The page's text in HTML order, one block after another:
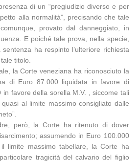
di un “pregiudizio diverso e per
alla normalità”, precisando che tale
provato dal danneggiato, in
E poiché tale prova, nella specie,
ha respinto l’ulteriore richiesta
titolo.
la Corte veneziana ha riconosciuto la
di Euro 87.000 liquidata in favore di
in favore della sorella M.V. , siccome tali
al limite massimo consigliato dalle
però, la Corte ha ritenuto di dover
assumendo in Euro 100.000
limite massimo tabellare, la Corte ha
tragicità del calvario del figlio